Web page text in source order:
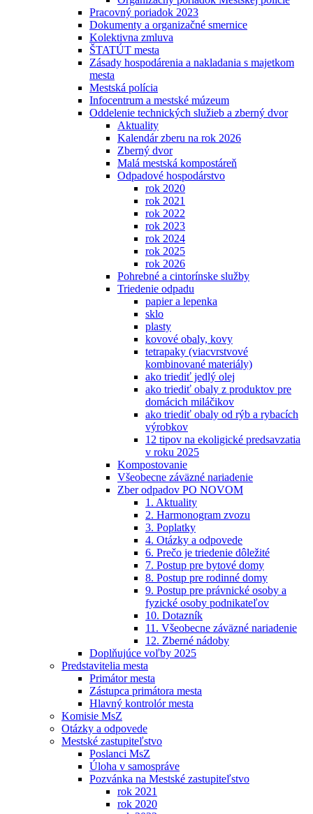
Pracovný poriadok 2023
Dokumenty a organizačné smernice
Kolektivna zmluva
ŠTATÚT mesta
Zásady hospodárenia a nakladania s majetkom
mesta
Mestská polícia
Infocentrum a mestské múzeum
Oddelenie technických služieb a zberný dvor
Aktuality
Kalendár zberu na rok 2026
Zberný dvor
Malá mestská kompostáreň
Odpadové hospodárstvo
rok 2020
rok 2021
rok 2022
rok 2023
rok 2024
rok 2025
rok 2026
Pohrebné a cintorínske služby
Triedenie odpadu
papier a lepenka
sklo
plasty
kovové obaly, kovy
tetrapaky (viacvrstvové
kombinované materiály)
ako triediť jedlý olej
ako triediť obaly z produktov pre
domácich miláčikov
ako triediť obaly od rýb a rybacích
výrobkov
12 tipov na ekoligické predsavzatia
v roku 2025
Kompostovanie
Všeobecne záväzné nariadenie
Zber odpadov PO NOVOM
1. Aktuality
2. Harmonogram zvozu
3. Poplatky
4. Otázky a odpovede
6. Prečo je triedenie dôležité
7. Postup pre bytové domy
8. Postup pre rodinné domy
9. Postup pre právnické osoby a
fyzické osoby podnikateľov
10. Dotazník
11. Všeobecne záväzné nariadenie
12. Zberné nádoby
Doplňujúce voľby 2025
Predstavitelia mesta
Primátor mesta
Zástupca primátora mesta
Hlavný kontrolór mesta
Komisie MsZ
Otázky a odpovede
Mestské zastupiteľstvo
Poslanci MsZ
Úloha v samospráve
Pozvánka na Mestské zastupiteľstvo
rok 2021
rok 2020